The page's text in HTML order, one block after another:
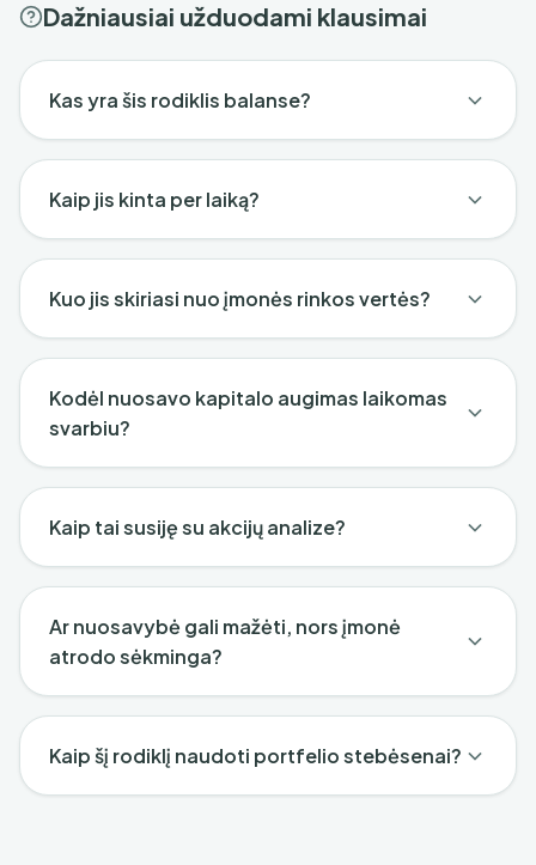
Dažniausiai užduodami klausimai
Kas yra šis rodiklis balanse?
Kaip jis kinta per laiką?
Kuo jis skiriasi nuo įmonės rinkos vertės?
Kodėl nuosavo kapitalo augimas laikomas
svarbiu?
Kaip tai susiję su akcijų analize?
Ar nuosavybė gali mažėti, nors įmonė
atrodo sėkminga?
Kaip šį rodiklį naudoti portfelio stebėsenai?